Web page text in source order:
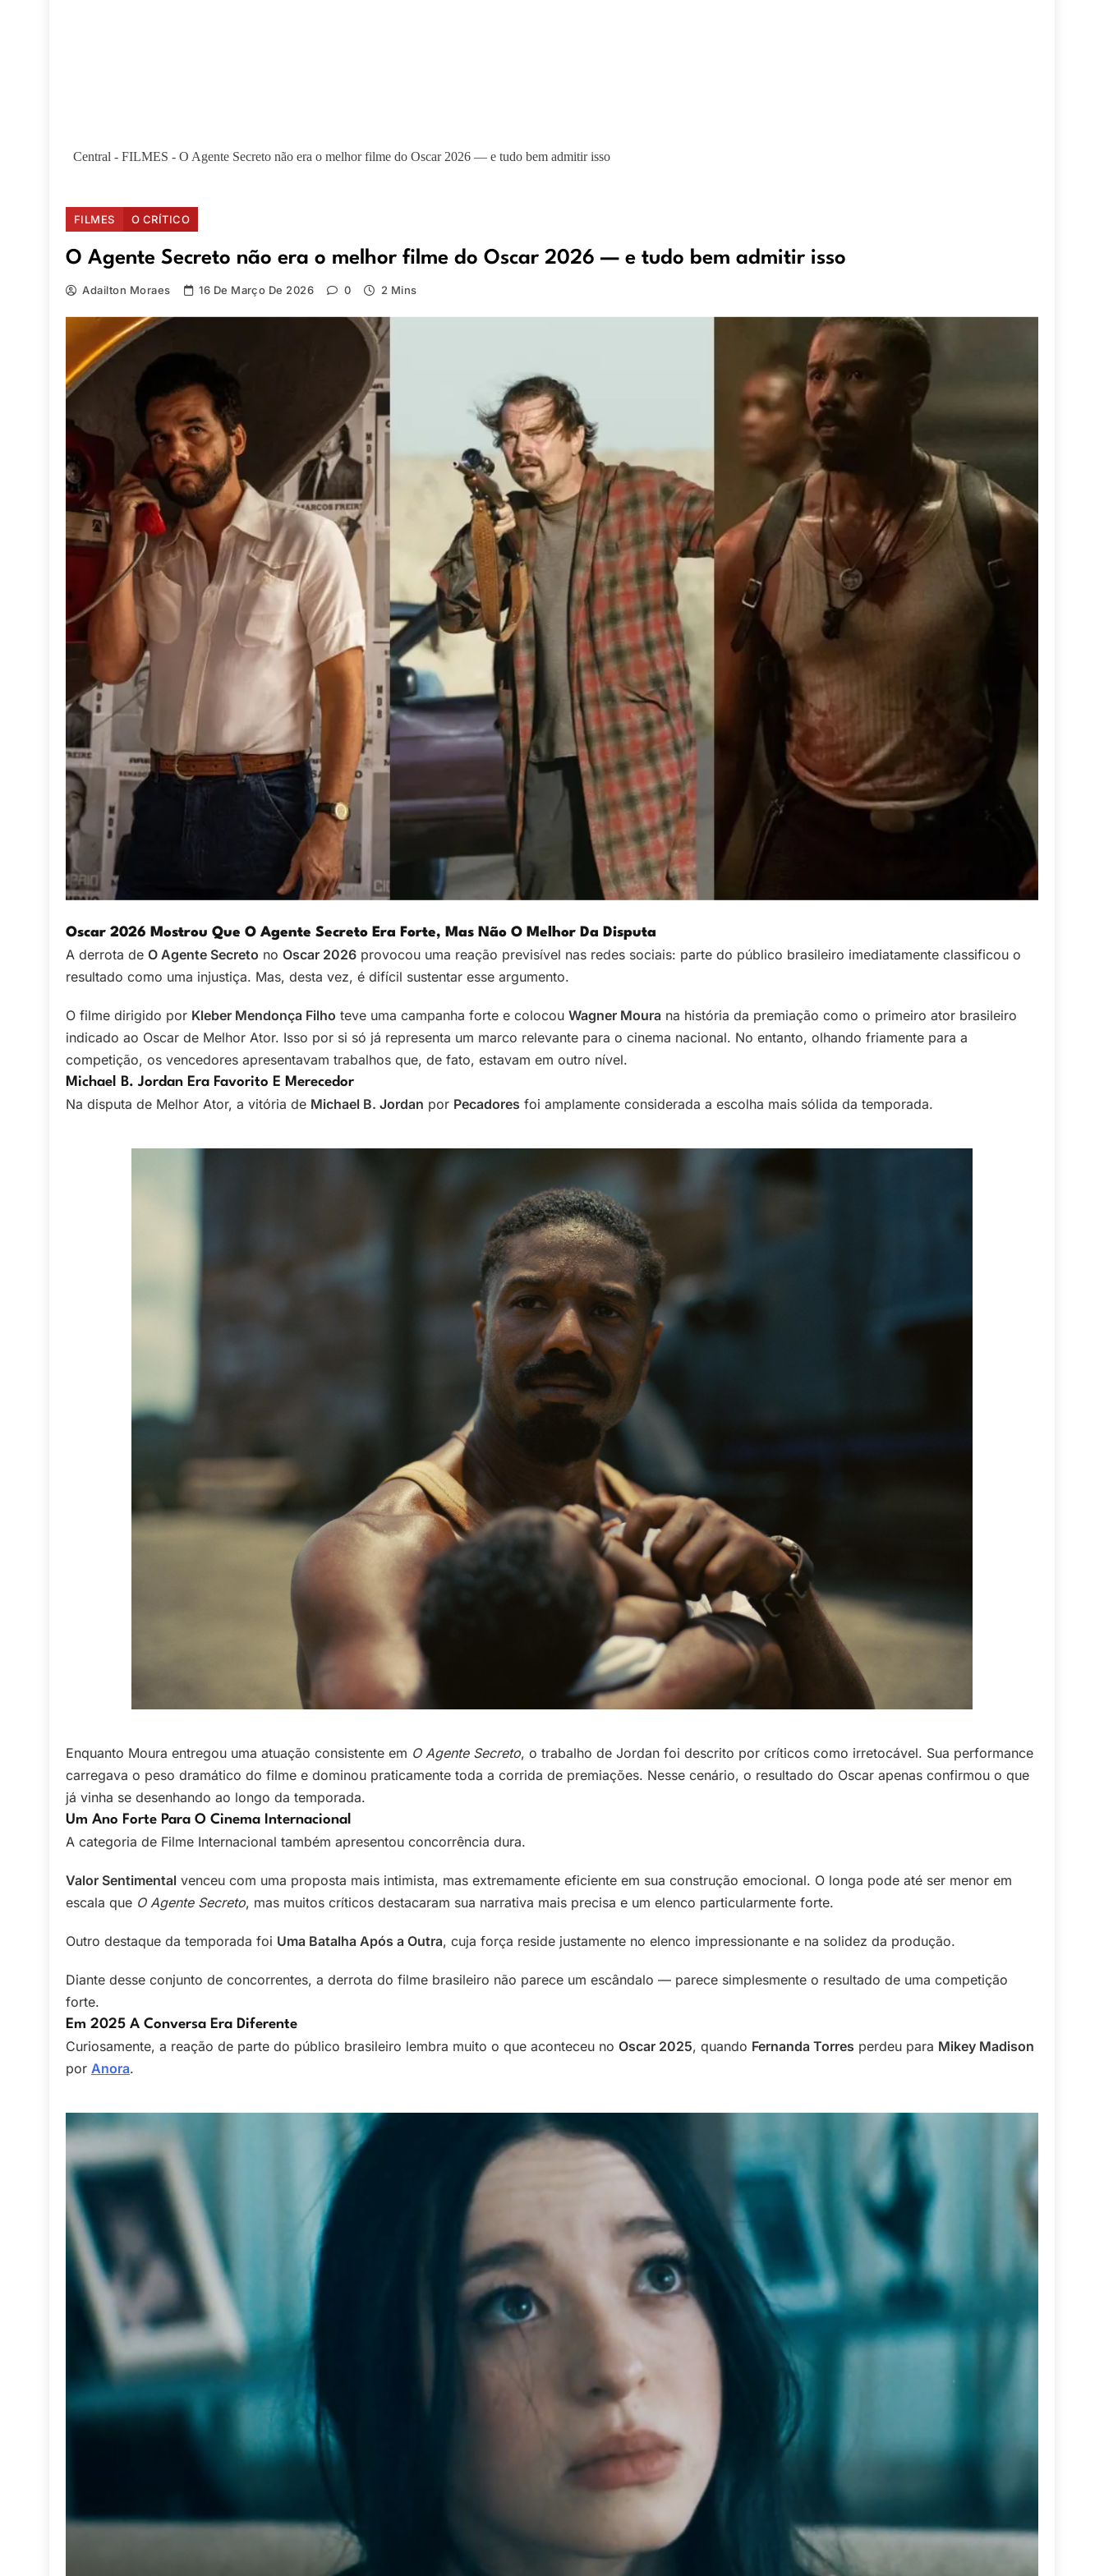
Central - FILMES - O Agente Secreto não era o melhor filme do Oscar 2026 — e tudo bem admitir isso
FILMES O CRÍTICO
O Agente Secreto não era o melhor filme do Oscar 2026 — e tudo bem admitir isso
Adailton Moraes 16 De Março De 2026 0 2 Mins
Oscar 2026 Mostrou Que O Agente Secreto Era Forte, Mas Não O Melhor Da Disputa
A derrota de O Agente Secreto no Oscar 2026 provocou uma reação previsível nas redes sociais: parte do público brasileiro imediatamente classificou o
resultado como uma injustiça. Mas, desta vez, é difícil sustentar esse argumento.
O filme dirigido por Kleber Mendonça Filho teve uma campanha forte e colocou Wagner Moura na história da premiação como o primeiro ator brasileiro
indicado ao Oscar de Melhor Ator. Isso por si só já representa um marco relevante para o cinema nacional. No entanto, olhando friamente para a
competição, os vencedores apresentavam trabalhos que, de fato, estavam em outro nível.
Michael B. Jordan Era Favorito E Merecedor
Na disputa de Melhor Ator, a vitória de Michael B. Jordan por Pecadores foi amplamente considerada a escolha mais sólida da temporada.
Enquanto Moura entregou uma atuação consistente em O Agente Secreto, o trabalho de Jordan foi descrito por críticos como irretocável. Sua performance
carregava o peso dramático do filme e dominou praticamente toda a corrida de premiações. Nesse cenário, o resultado do Oscar apenas confirmou o que
já vinha se desenhando ao longo da temporada.
Um Ano Forte Para O Cinema Internacional
A categoria de Filme Internacional também apresentou concorrência dura.
Valor Sentimental venceu com uma proposta mais intimista, mas extremamente eficiente em sua construção emocional. O longa pode até ser menor em
escala que O Agente Secreto, mas muitos críticos destacaram sua narrativa mais precisa e um elenco particularmente forte.
Outro destaque da temporada foi Uma Batalha Após a Outra, cuja força reside justamente no elenco impressionante e na solidez da produção.
Diante desse conjunto de concorrentes, a derrota do filme brasileiro não parece um escândalo — parece simplesmente o resultado de uma competição
forte.
Em 2025 A Conversa Era Diferente
Curiosamente, a reação de parte do público brasileiro lembra muito o que aconteceu no Oscar 2025, quando Fernanda Torres perdeu para Mikey Madison
por Anora.